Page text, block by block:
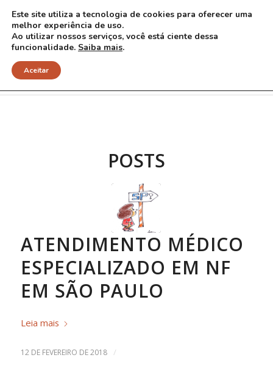
Arquivo para Tag: São Paulo
POSTS
ATENDIMENTO MÉDICO
ESPECIALIZADO EM NF
EM SÃO PAULO
Leia mais
12 DE FEVEREIRO DE 2018 /
Este site utiliza a tecnologia de cookies para oferecer uma
melhor experiência de uso.
Ao utilizar nossos serviços, você está ciente dessa
funcionalidade. Saiba mais.
Aceitar